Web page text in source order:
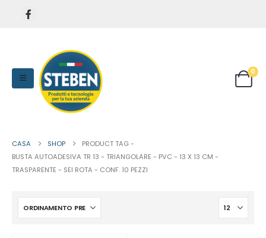
0
CASA SHOP
PRODUCT TAG -
BUSTA AUTOADESIVA TR 13 - TRIANGOLARE - PVC - 13 X 13 CM -
TRASPARENTE - SEI ROTA - CONF. 10 PEZZI